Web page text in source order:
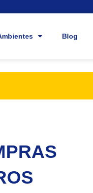
Blog